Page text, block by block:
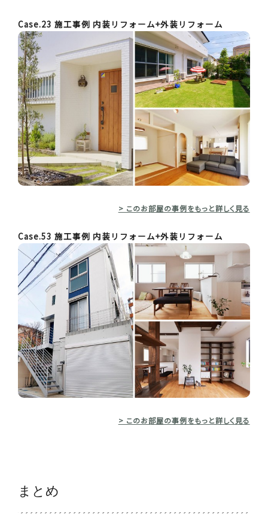
Case.23 施工事例 内装リフォーム+外装リフォーム
> このお部屋の事例をもっと詳しく見る
Case.53 施工事例 内装リフォーム+外装リフォーム
> このお部屋の事例をもっと詳しく見る
まとめ